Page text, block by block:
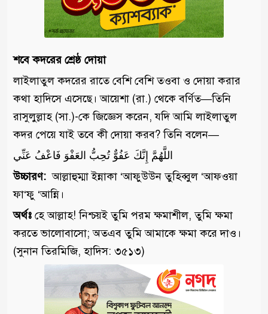
শবে কদরের শ্রেষ্ঠ দোয়া
লাইলাতুল কদরের রাতে বেশি বেশি তওবা ও দোয়া করার
কথা হাদিসে এসেছে। আয়েশা (রা.) থেকে বর্ণিত—তিনি
রাসুলুল্লাহ (সা.)-কে জিজ্ঞেস করেন, যদি আমি লাইলাতুল
কদর পেয়ে যাই তবে কী দোয়া করব? তিনি বলেন—
اللَّهُمَّ إِنَّكَ عَفُوٌّ تُحِبُّ العَفْوَ فَاعْفُ عَنِّي
উচ্চারণ:আল্লাহুম্মা ইন্নাকা ‘আফুউউন তুহিব্বুল ‘আফওয়া
ফা‘ফু ‘আন্নি।
অর্থঃ হে আল্লাহ! নিশ্চয়ই তুমি পরম ক্ষমাশীল, তুমি ক্ষমা
করতে ভালোবাসো; অতএব তুমি আমাকে ক্ষমা করে দাও।
(সুনান তিরমিজি, হাদিস: ৩৫১৩)